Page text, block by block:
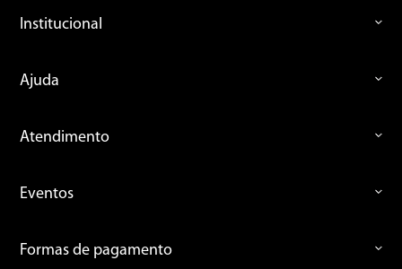
Institucional
Ajuda
Atendimento
Eventos
Formas de pagamento